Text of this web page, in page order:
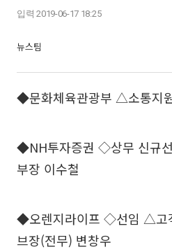
입력 2019-06-17 18:25
뉴스팀
◆문화체육관광부 △소통지
◆NH투자증권 ◇상무 신규
부장 이수철
◆오렌지라이프 ◇선임 △고
브장(전무) 변창우